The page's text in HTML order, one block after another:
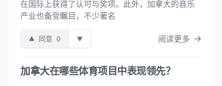
在国际上获得了认可与奖项。此外，加拿大的音乐
产业也备受瞩目，不少著名
同意 0 阅读更多
加拿大在哪些体育项目中表现领先？